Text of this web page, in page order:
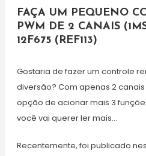
FAÇA UM PEQUENO
PWM DE 2 CANAIS
12F675 (REF113)
Gostaria de fazer um controle
diversão? Com apenas 2 canais
opção de acionar mais 3
você vai querer ler mais…
Recentemente, foi publicado